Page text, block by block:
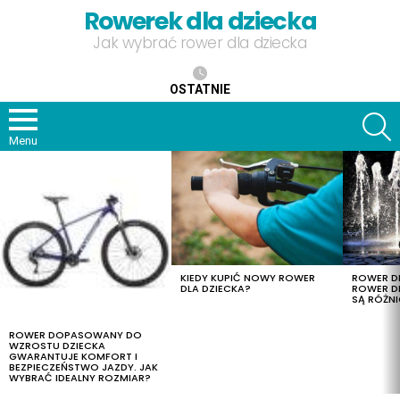
Rowerek dla dziecka
Jak wybrać rower dla dziecka
OSTATNIE
Menu
ROWER DOPASOWANY DO
WZROSTU DZIECKA
GWARANTUJE KOMFORT I
BEZPIECZEŃSTWO JAZDY. JAK
WYBRAĆ IDEALNY ROZMIAR?
KIEDY KUPIĆ NOWY ROWER
DLA DZIECKA?
ROWER
ROWER
SĄ